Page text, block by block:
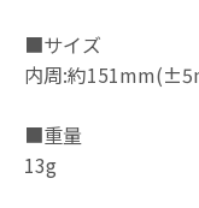
■サイズ
内周:約
■重量
13g